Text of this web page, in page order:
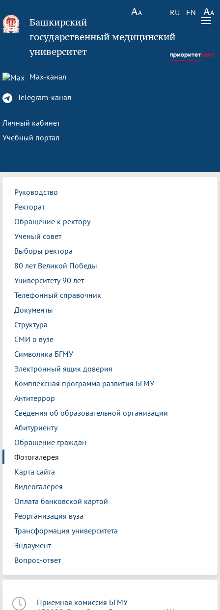
RU EN
Башкирский
государственный медицинский
университет
Max-канал
Telegram-канал
Личный кабинет
Учебный портал
Руководство
Ректорат
Обращение к ректору
Ученый совет
Выборы ректора
80 лет Великой Победы
Университету 90 лет
Телефонный справочник
Документы
Структура
СМИ о вузе
Символика БГМУ
Электронный ящик доверия
Комплексная программа развития БГМУ
Антитеррор
Сведения об образовательной организации
Абитуриенту
Обращение граждан
Фотогалерея
Карта сайта
Видеогалерея
Оплата банковской картой
Реорганизация вуза
Трансформация университета
Эндаумент
Вопрос-ответ
Приёмная комиссия БГМУ